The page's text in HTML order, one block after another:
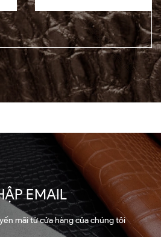
EMAIL
mãi từ cửa hàng của chúng tôi